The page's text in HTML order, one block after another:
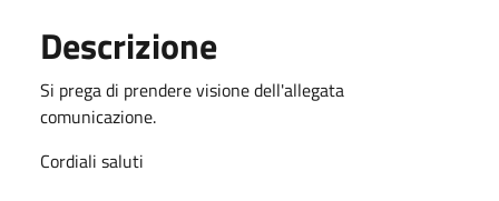
Descrizione
Si prega di prendere visione dell'allegata
comunicazione.
Cordiali saluti